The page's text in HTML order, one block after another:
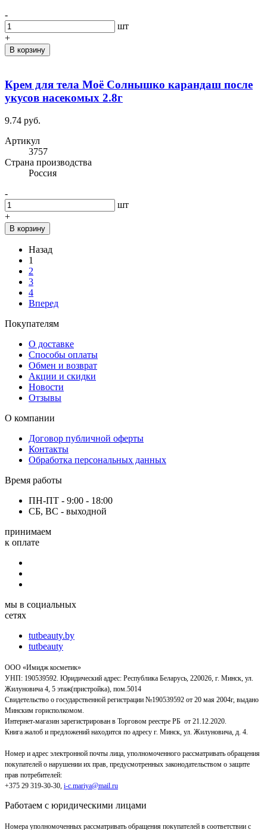
-
шт
+
В корзину
Крем для тела Моё Солнышко карандаш после
укусов насекомых 2.8г
9.74 руб.
Артикул
3757
Cтрана производства
Россия
-
шт
+
В корзину
Назад
1
2
3
4
Вперед
Покупателям
О доставке
Способы оплаты
Обмен и возврат
Акции и скидки
Новости
Отзывы
О компании
Договор публичной оферты
Контакты
Обработка персональных данных
Время работы
ПН-ПТ - 9:00 - 18:00
СБ, ВС - выходной
принимаем
к оплате
мы в социальных
сетях
tutbeauty.by
tutbeauty
ООО «Имидж косметик»
УНП: 190539592. Юридический адрес: Республика Беларусь, 220026, г. Минск, ул.
Жилуновича 4, 5 этаж(пристройка), пом.5014
Свидетельство о государственной регистрации №190539592 от 20 мая 2004г, выдано
Минским горисполкомом.
Интернет-магазин зарегистрирован в Торговом реестре РБ от 21.12.2020.
Книга жалоб и предложений находится по адресу г. Минск, ул. Жилуновича, д. 4.
Номер и адрес электронной почты лица, уполномоченного рассматривать обращения
покупателей о нарушении их прав, предусмотренных законодательством о защите
прав потребителей:
+375 29 319-30-30, i-c.mariya@mail.ru
Работаем с юридическими лицами
Номера уполномоченных рассматривать обращения покупателей в соответствии с